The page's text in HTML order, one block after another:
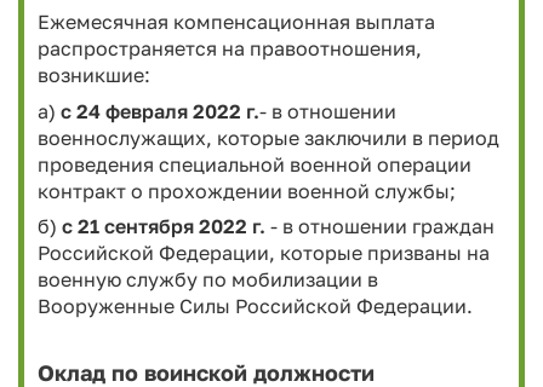
Ежемесячная компенсационная выплата
распространяется на правоотношения,
возникшие:
а) с 24 февраля 2022 г.- в отношении
военнослужащих, которые заключили в период
проведения специальной военной операции
контракт о прохождении военной службы;
б) с 21 сентября 2022 г. - в отношении граждан
Российской Федерации, которые призваны на
военную службу по мобилизации в
Вооруженные Силы Российской Федерации.
Оклад по воинской должности